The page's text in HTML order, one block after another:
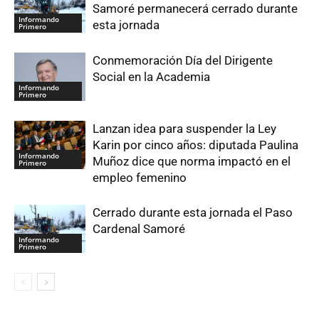
Informando
Primero
Samoré permanecerá cerrado durante
esta jornada
Informando
Primero
Conmemoración Día del Dirigente
Social en la Academia
Informando
Primero
Lanzan idea para suspender la Ley
Karin por cinco años: diputada Paulina
Muñoz dice que norma impactó en el
empleo femenino
Informando
Primero
Cerrado durante esta jornada el Paso
Cardenal Samoré